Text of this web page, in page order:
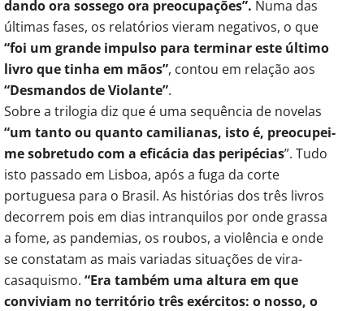
dando ora sossego ora preocupações”. Numa das
últimas fases, os relatórios vieram negativos, o que
“foi um grande impulso para terminar este último
livro que tinha em mãos”, contou em relação aos
“Desmandos de Violante”.
Sobre a trilogia diz que é uma sequência de novelas
“um tanto ou quanto camilianas, isto é, preocupei-
me sobretudo com a eficácia das peripécias”. Tudo
isto passado em Lisboa, após a fuga da corte
portuguesa para o Brasil. As histórias dos três livros
decorrem pois em dias intranquilos por onde grassa
a fome, as pandemias, os roubos, a violência e onde
se constatam as mais variadas situações de vira-
casaquismo. “Era também uma altura em que
conviviam no território três exércitos: o nosso, o